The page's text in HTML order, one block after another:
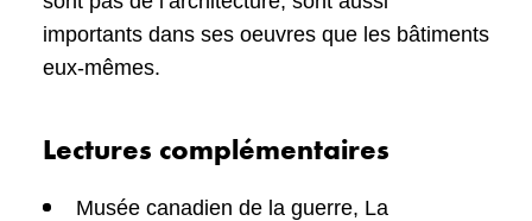
importants dans ses oeuvres que les bâtiments
eux-mêmes.
Lectures complémentaires
Musée canadien de la guerre, La